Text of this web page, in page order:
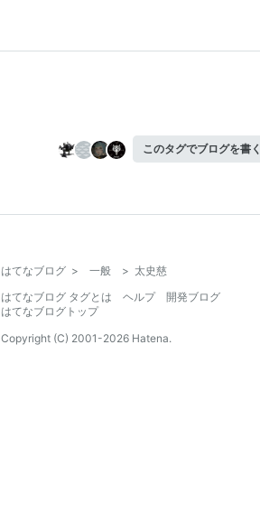
このタグでブログを書く
はてなブログ > 一般 > 太史慈
はてなブログ タグとは
ヘルプ
開発ブログ
はてなブログトップ
Copyright (C) 2001-2026 Hatena.